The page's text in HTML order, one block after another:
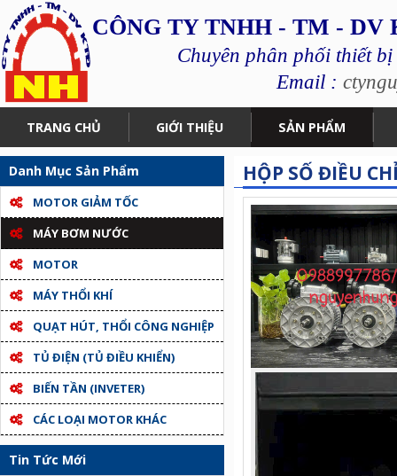
CÔNG TY TNHH - TM -
Chuyên phân phối thiết
Email :
TRANG CHỦ GIỚI THIỆU SẢN PHẨM
Danh Mục Sản Phẩm
MOTOR GIẢM TỐC
MÁY BƠM NƯỚC
MOTOR
MÁY THỔI KHÍ
QUẠT HÚT, THỔI CÔNG NGHIỆP
TỦ ĐIỆN (TỦ ĐIỀU KHIỂN)
BIẾN TẦN (INVETER)
CÁC LOẠI MOTOR KHÁC
Tin Tức Mới
HỘP SỐ ĐIỀU